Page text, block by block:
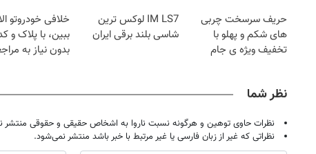
حریف سرسخت چربی
های شکم و پهلو با
تخفیف ویژه ی جام
IM LS7 لوکس ترین
شاسی بلند برقی ایران
خلافی خودروتو
ببین، با پلاک و
بدون نیاز به
نظر شما
نظرات حاوی توهین و هرگونه نسبت ناروا به اشخاص حقیقی و حقوقی منتشر
نظراتی که غیر از زبان فارسی یا غیر مرتبط با خبر باشد منتشر نمی‌شود.